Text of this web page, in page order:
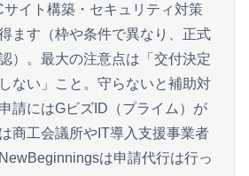
サイト構築・セキュリティ対策
ます（枠や条件で異なり、正式
）。最大の注意点は「交付決定
ない」こと。守らないと補助対
請にはGビズID（プライム）が
商工会議所やIT導入支援事業者
は申請代行は行っ